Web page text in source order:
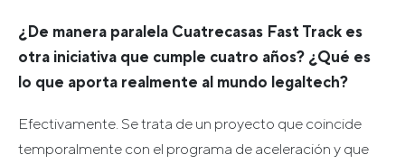
¿De manera paralela Cuatrecasas Fast Track es
otra iniciativa que cumple cuatro años? ¿Qué es
lo que aporta realmente al mundo legaltech?
Efectivamente. Se trata de un proyecto que coincide
temporalmente con el programa de aceleración y que